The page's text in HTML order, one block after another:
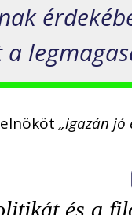
elnököt„igazán jó
és a